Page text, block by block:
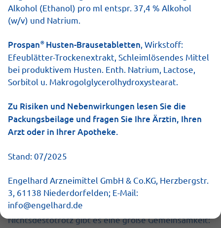
unterscheiden sich aber in
„Oh, das fühlt sich gar nicht gut an“ – wenn dieser
dass wir uns mit einer Erkältung oder sogar einer
über 200 verschiedenen Viren ausgelöst werden
können, sind für eine Grippe nur die Influenza-Viren –
genauer: die Virustypen A und B – verantwortlich.
Nichtsdestotrotz gibt es eine große Gemeinsamkeit:
Alkohol (Ethanol) pro ml entspr. 37,4 % Alkohol
(w/v) und Natrium.
Prospan®Husten-Brausetabletten , Wirkstoff:
Efeublätter-Trockenextrakt, Schleimlösendes Mittel
bei produktivem Husten. Enth. Natrium, Lactose,
Sorbitol u. Makrogolglycerolhydroxystearat.
Zu Risiken und Nebenwirkungen lesen Sie die
Packungsbeilage und fragen Sie Ihre Ärztin, Ihren
Arzt oder in Ihrer Apotheke.
Stand: 07/2025
Engelhard Arzneimittel GmbH & Co.KG, Herzbergstr.
3, 61138 Niederdorfelden; E-Mail:
info@engelhard.de